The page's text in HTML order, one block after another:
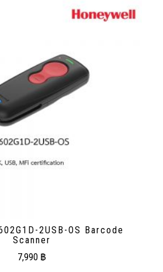
2USB-OS Barcode
Scanner
7,990 ฿